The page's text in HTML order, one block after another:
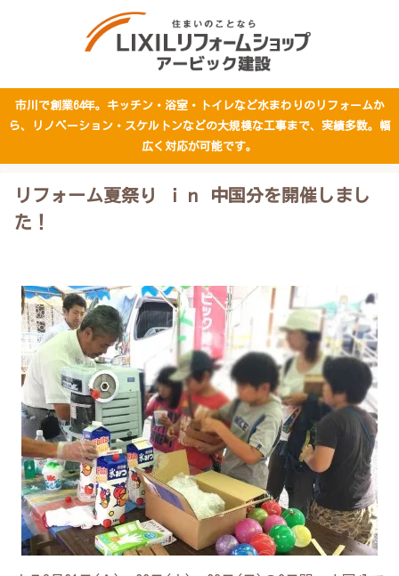
市川で創業64年。キッチン・浴室・トイレなど水まわりのリフォームか
ら、リノベーション・スケルトンなどの大規模な工事まで、実績多数。幅
広く対応が可能です。
リフォーム夏祭り ｉｎ 中国分を開催しまし
た！